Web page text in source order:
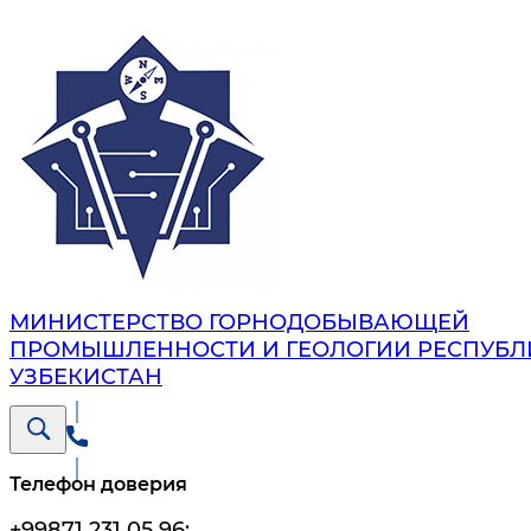
МИНИСТЕРСТВО ГОРНОДОБЫВАЮЩЕЙ
ПРОМЫШЛЕННОСТИ И ГЕОЛОГИИ
УЗБЕКИСТАН
Телефон доверия